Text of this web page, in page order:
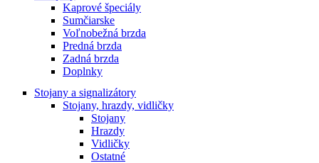
Kaprové špeciály
Sumčiarske
Voľnobežná brzda
Predná brzda
Zadná brzda
Doplnky
Stojany a signalizátory
Stojany, hrazdy, vidličky
Stojany
Hrazdy
Vidličky
Ostatné